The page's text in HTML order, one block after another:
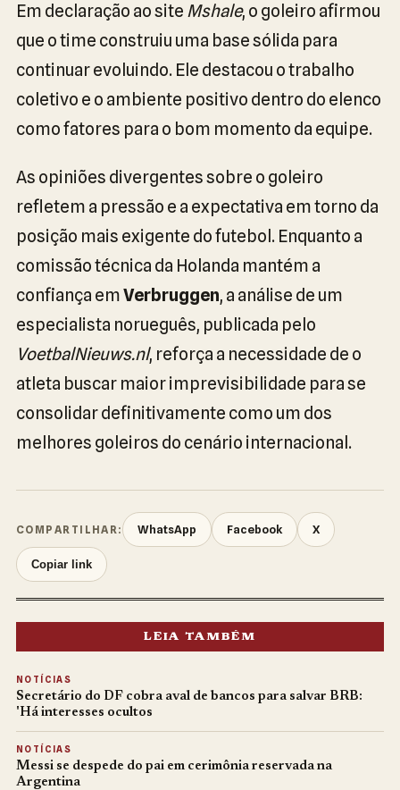
Em declaração ao site Mshale, o goleiro afirmou
que o time construiu uma base sólida para
continuar evoluindo. Ele destacou o trabalho
coletivo e o ambiente positivo dentro do elenco
como fatores para o bom momento da equipe.
As opiniões divergentes sobre o goleiro
refletem a pressão e a expectativa em torno da
posição mais exigente do futebol. Enquanto a
comissão técnica da Holanda mantém a
confiança emVerbruggen, a análise de um
especialista norueguês, publicada pelo
VoetbalNieuws.nl, reforça a necessidade de o
atleta buscar maior imprevisibilidade para se
consolidar definitivamente como um dos
melhores goleiros do cenário internacional.
COMPARTILHAR: WhatsApp Facebook X
Copiar link
LEIA TAMBÉM
NOTÍCIAS
Secretário do DF cobra aval de bancos para salvar BRB:
'Há interesses ocultos
NOTÍCIAS
Messi se despede do pai em cerimônia reservada na
Argentina